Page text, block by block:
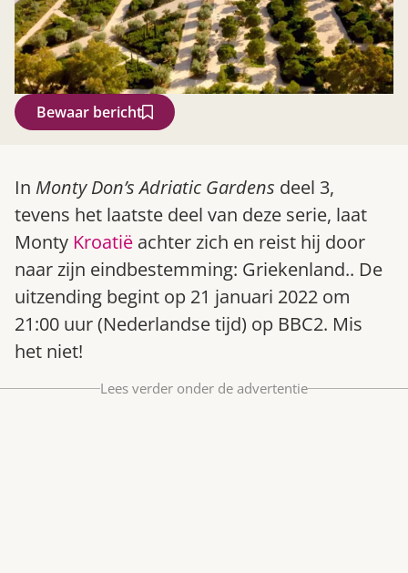
Bestel nu
Bewaar bericht
In Monty Don’s Adriatic Gardens deel 3,
tevens het laatste deel van deze serie, laat
Monty Kroatië achter zich en reist hij door
naar zijn eindbestemming: Griekenland.. De
uitzending begint op 21 januari 2022 om
21:00 uur (Nederlandse tijd) op BBC2. Mis
het niet!
Lees verder onder de advertentie